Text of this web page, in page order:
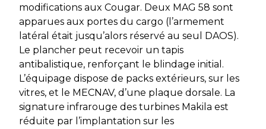
modifications aux Cougar. Deux MAG 58 sont
apparues aux portes du cargo (l’armement
latéral était jusqu’alors réservé au seul DAOS).
Le plancher peut recevoir un tapis
antibalistique, renforçant le blindage initial.
L’équipage dispose de packs extérieurs, sur les
vitres, et le MECNAV, d’une plaque dorsale. La
signature infrarouge des turbines Makila est
réduite par l’implantation sur les